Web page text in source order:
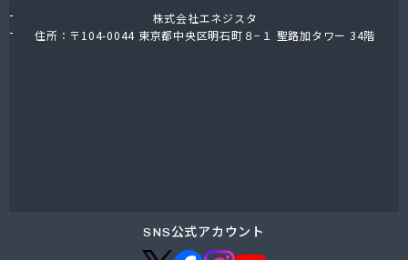
中濃ガス
土岐ガス株式会社
株式会社エネジスタ
住所：〒104-0044 東京都中央区明石町８−１ 聖路加タワー 34階
SNS公式アカウント